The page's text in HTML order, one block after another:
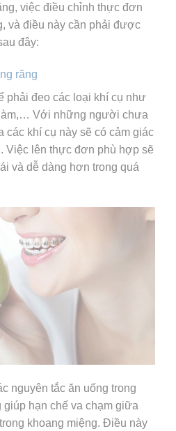
việc điều chỉnh thực đơn
và điều này cần phải được
đây:
răng
phải đeo các loại khí cụ như
Với những người chưa
các khí cụ này sẽ có cảm giác
Việc lên thực đơn phù hợp sẽ
và dễ dàng hơn trong quá
nguyên tắc ăn uống trong
giúp hạn chế va chạm giữa
khoang miệng. Điều này